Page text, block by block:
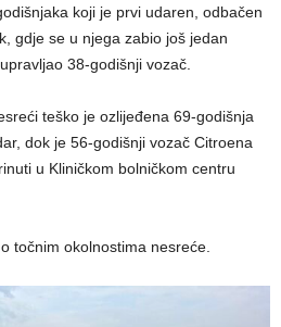
koji je prvi udaren, odbačen
gdje se u njega zabio još jedan
38-godišnji vozač.
teško je ozlijeđena 69-godišnja
dok je 56-godišnji vozač Citroena
u Kliničkom bolničkom centru
točnim okolnostima nesreće.